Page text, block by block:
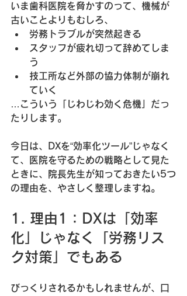
いま歯科医院を脅かすのって、機械が
古いことよりもむしろ、
労務トラブルが突然起きる
スタッフが疲れ切って辞めてしま
う
技工所など外部の協力体制が崩れ
ていく
…こういう「じわじわ効く危機」だっ
たりします。
今日は、DXを“効率化ツール”じゃなく
て、
医院を守るための戦略として見た
ときに、院長先生が知っておきたい5つ
の理由を、やさしく整理しますね。
1. 理由1：DXは「効率
化」じゃなく「労務リス
ク対策」でもある
びっくりされるかもしれませんが、口